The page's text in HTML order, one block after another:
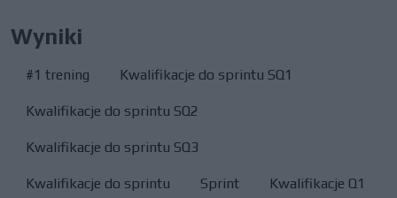
Wyniki
#1 trening Kwalifikacje do sprintu SQ1
Kwalifikacje do sprintu SQ2
Kwalifikacje do sprintu SQ3
Kwalifikacje do sprintu Sprint Kwalifikacje Q1